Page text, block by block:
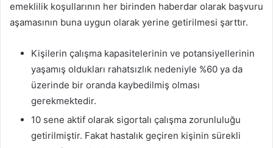
emeklilik koşullarının her birinden haberdar olarak başvuru
aşamasının buna uygun olarak yerine getirilmesi şarttır.
Kişilerin çalışma kapasitelerinin ve potansiyellerinin
yaşamış oldukları rahatsızlık nedeniyle %60 ya da
üzerinde bir oranda kaybedilmiş olması
gerekmektedir.
10 sene aktif olarak sigortalı çalışma zorunluluğu
getirilmiştir. Fakat hastalık geçiren kişinin sürekli